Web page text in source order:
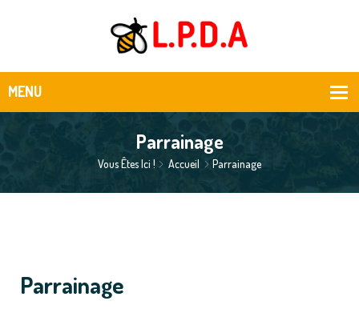
Parrainage
Vous Êtes Ici ! Accueil Parrainage
Parrainage